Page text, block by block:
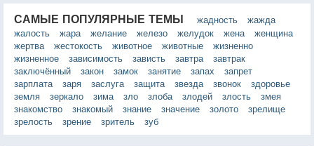
САМЫЕ ПОПУЛЯРНЫЕ ТЕМЫ жадность
жажда
жалость
жара желание железо желудок жена
женщина
жертва
жестокость животное животные
жизненно
жизненное
зависимость зависть завтра
завтрак
заключённый
закон замок занятие запах
запрет
зарплата
заря заслуга защита звезда звонок
здоровье
земля
зеркало зима зло злоба злодей злость
змея
знакомство
знакомый знание значение золото
зрелище
зрелость
зрение зритель зуб